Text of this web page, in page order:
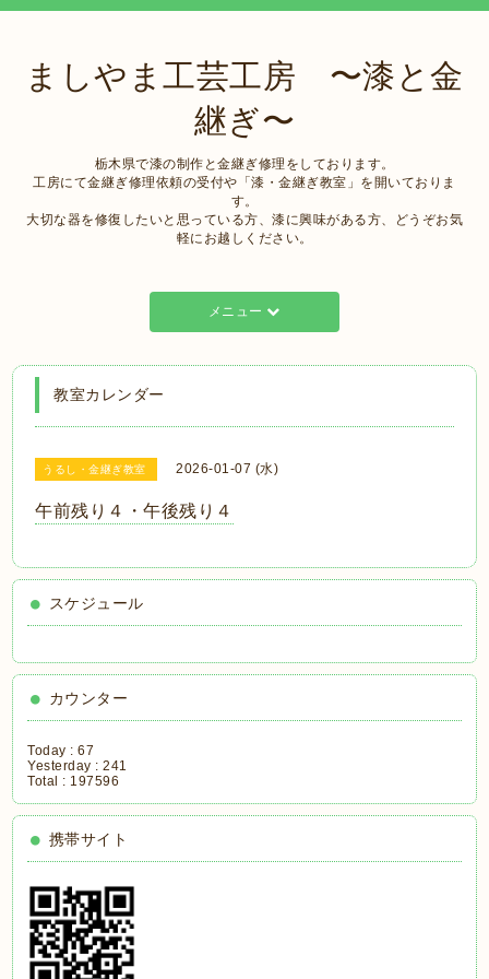
ましやま工芸工房 〜漆と金
継ぎ〜
栃木県で漆の制作と金継ぎ修理をしております。
工房にて金継ぎ修理依頼の受付や「漆・金継ぎ教室」を開いておりま
す。
大切な器を修復したいと思っている方、漆に興味がある方、どうぞお気
軽にお越しください。
メニュー
教室カレンダー
うるし・金継ぎ教室 2026-01-07 (水)
午前残り４・午後残り４
スケジュール
カウンター
Today :67
Yesterday :241
Total : 197596
携帯サイト